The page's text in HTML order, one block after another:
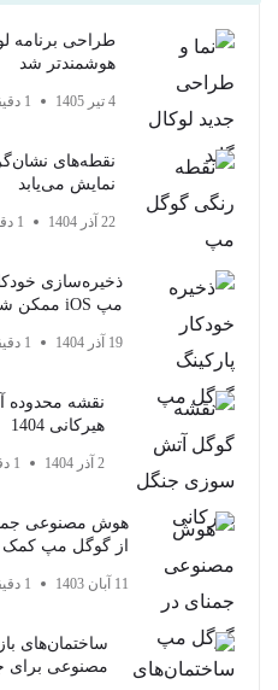
طراحی برنامه
هوشمندتر شد
4 تیر 1405 1 دقیقه خواندن
نقطه‌های
نمایش می‌یابد
22 آذر 1404 1 دقیقه خواندن
ذخیره‌سازی
مپ iOS ممکن شد
19 آذر 1404 1 دقیقه خواندن
نقشه
هیرکانی 1404
2 آذر 1404 1 دقیقه خواندن
هوش مصنوعی
از گوگل مپ کمک
11 آبان 1403 1 دقیقه خواندن
ساختمان‌های
مصنوعی برای